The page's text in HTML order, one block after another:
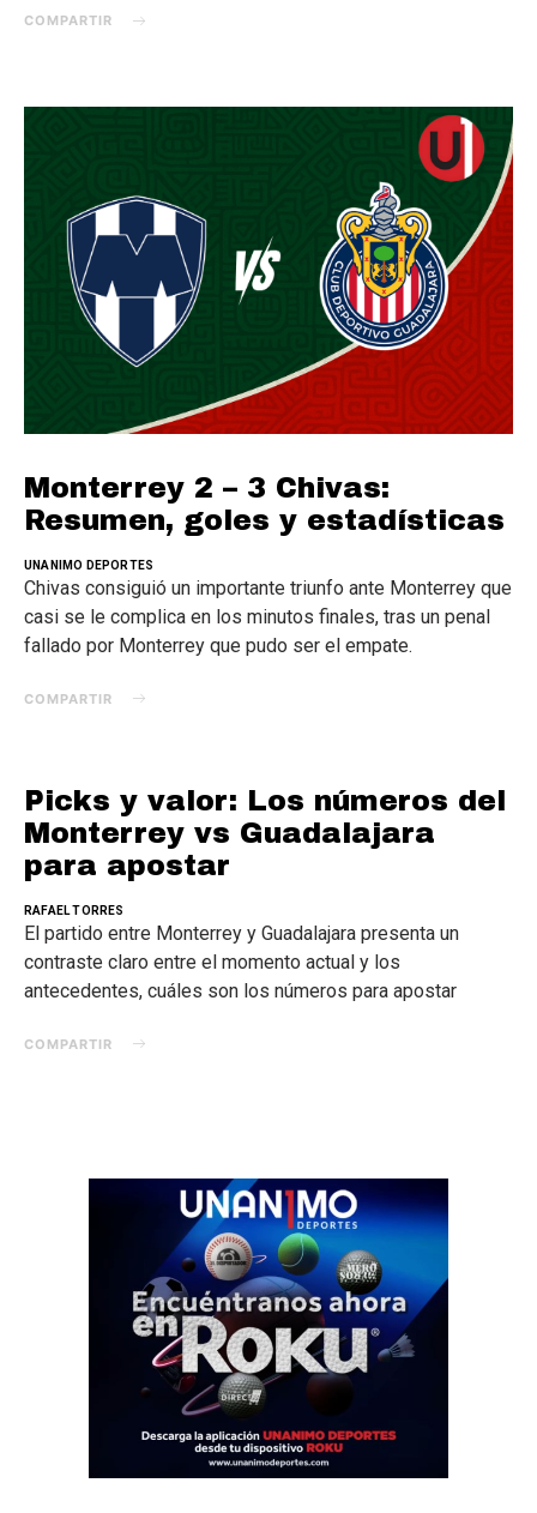
COMPARTIR
Monterrey 2 – 3 Chivas:
Resumen, goles y estadísticas
UNANIMO DEPORTES
Chivas consiguió un importante triunfo ante Monterrey que
casi se le complica en los minutos finales, tras un penal
fallado por Monterrey que pudo ser el empate.
COMPARTIR
Picks y valor: Los números del
Monterrey vs Guadalajara
para apostar
RAFAEL TORRES
El partido entre Monterrey y Guadalajara presenta un
contraste claro entre el momento actual y los
antecedentes, cuáles son los números para apostar
COMPARTIR